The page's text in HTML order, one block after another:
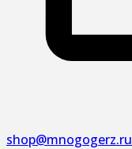
shop@mnogogerz.ru